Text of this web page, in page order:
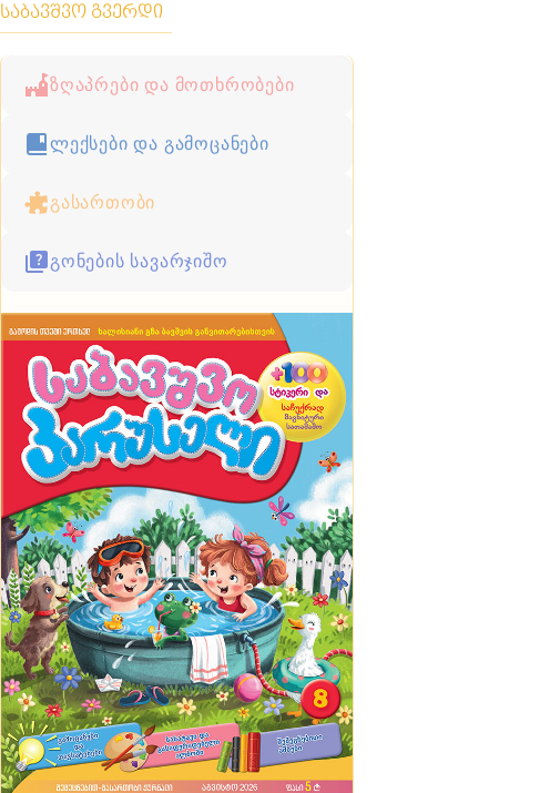
საბავშვო გვერდი
ზღაპრები და მოთხრობები
ლექსები და გამოცანები
გასართობი
გონების სავარჯიშო